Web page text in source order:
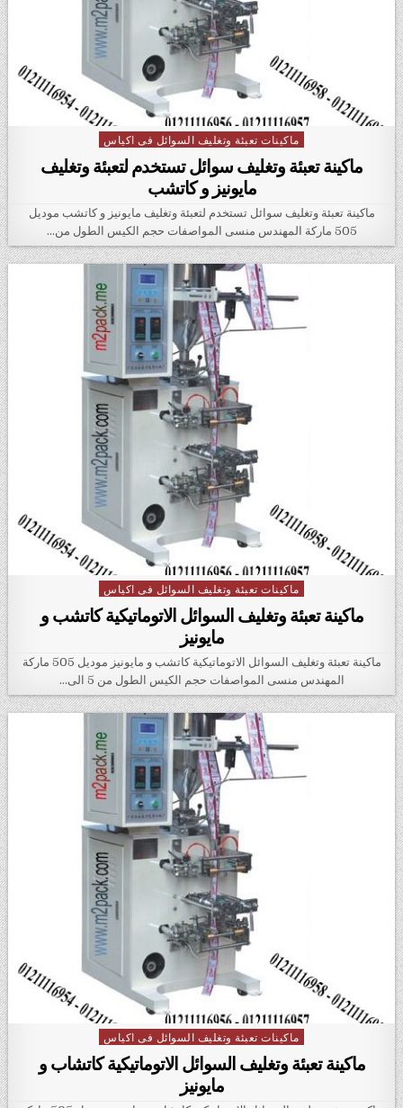
Posted in
ماكينات تعبئة وتغليف السوائل فى اكياس
ماكينة تعبئة وتغليف سوائل تستخدم لتعبئة وتغليف
مايونيز و كاتشب
ماكينة تعبئة وتغليف سوائل تستخدم لتعبئة وتغليف مايونيز و كاتشب موديل
505 ماركة المهندس منسى المواصفات حجم الكيس الطول من…
Posted in
ماكينات تعبئة وتغليف السوائل فى اكياس
ماكينة تعبئة وتغليف السوائل الاتوماتيكية كاتشب و
مايونيز
ماكينة تعبئة وتغليف السوائل الاتوماتيكية كاتشب و مايونيز موديل 505 ماركة
المهندس منسى المواصفات حجم الكيس الطول من 5 الى…
Posted in
ماكينات تعبئة وتغليف السوائل فى اكياس
ماكينة تعبئة وتغليف السوائل الاتوماتيكية كاتشاب و
مايونيز